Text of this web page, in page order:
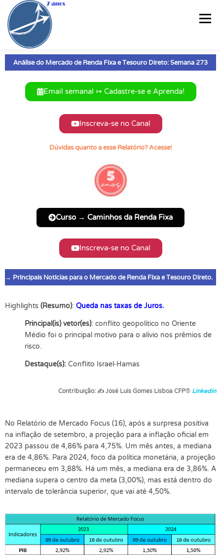
Menu
Análise do Mercado de Renda Fixa e Tesouro Direto: Semana 273
Email semanal ↣ Cadastre-se e Aprenda!
Inscreva-se no Canal
Dúvidas quanto a esse Relatório? Acesse!
Curso → Caminhos da Renda Fixa
Inscreva-se no Canal
→ Principais Notícias para o Mercado de Renda Fixa e Tesouro Direto.
Highlights (Resumo): Queda nas taxas de Juros.
Principal(is) vetor(es): conflito geopolítico no Oriente
Médio foi o principal motivo para o alívio nos prêmios de
risco.
Destaque(s): Conflito Israel-Hamas
Contribuição: ✍ José Luis Gomes Lisboa CFP® Linkedin
No Relatório de Mercado Focus (16), após a surpresa positiva
na inflação de setembro, a projeção para a inflação oficial em
2023 passou de 4,86% para 4,75%. Um mês antes, a mediana
era de 4,86%. Para 2024, foco da política monetária, a projeção
permaneceu em 3,88%. Há um mês, a mediana era de 3,86%. A
mediana supera o centro da meta (3,00%), mas está dentro do
intervalo de tolerância superior, que vai até 4,50%.